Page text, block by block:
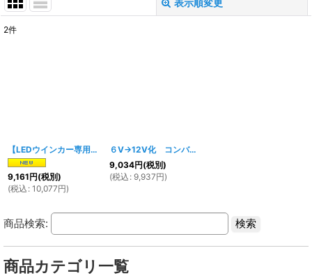
表示順変更
絞り込む
2件
【LEDウインカー専用】シャリー用 ６V→12V化 コンバージョンキット（１２V変換キット）
9,161円(税別)
(税込 : 10,077円)
６V→12V化 コンバージョンキット シャリー用（１２V変換キット）
9,034円(税別)
(税込 : 9,937円)
商品検索:
商品カテゴリ一覧